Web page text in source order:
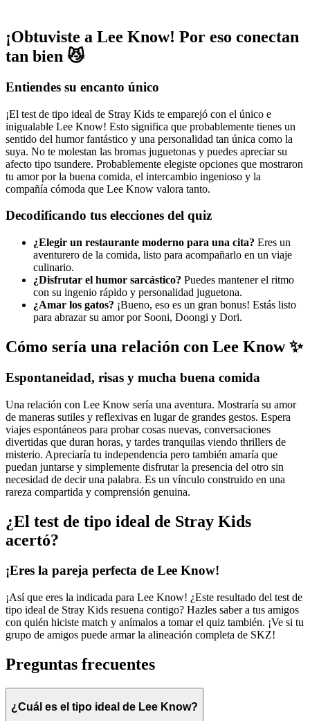
¡Obtuviste a Lee Know! Por eso conectan
tan bien 😼
Entiendes su encanto único
¡El test de tipo ideal de Stray Kids te emparejó con el único e
inigualable Lee Know! Esto significa que probablemente tienes un
sentido del humor fantástico y una personalidad tan única como la
suya. No te molestan las bromas juguetonas y puedes apreciar su
afecto tipo tsundere. Probablemente elegiste opciones que mostraron
tu amor por la buena comida, el intercambio ingenioso y la
compañía cómoda que Lee Know valora tanto.
Decodificando tus elecciones del quiz
¿Elegir un restaurante moderno para una cita? Eres un
aventurero de la comida, listo para acompañarlo en un viaje
culinario.
¿Disfrutar el humor sarcástico? Puedes mantener el ritmo
con su ingenio rápido y personalidad juguetona.
¿Amar los gatos? ¡Bueno, eso es un gran bonus! Estás listo
para abrazar su amor por Sooni, Doongi y Dori.
Cómo sería una relación con Lee Know ✨
Espontaneidad, risas y mucha buena comida
Una relación con Lee Know sería una aventura. Mostraría su amor
de maneras sutiles y reflexivas en lugar de grandes gestos. Espera
viajes espontáneos para probar cosas nuevas, conversaciones
divertidas que duran horas, y tardes tranquilas viendo thrillers de
misterio. Apreciaría tu independencia pero también amaría que
puedan juntarse y simplemente disfrutar la presencia del otro sin
necesidad de decir una palabra. Es un vínculo construido en una
rareza compartida y comprensión genuina.
¿El test de tipo ideal de Stray Kids
acertó?
¡Eres la pareja perfecta de Lee Know!
¡Así que eres la indicada para Lee Know! ¿Este resultado del test de
tipo ideal de Stray Kids resuena contigo? Hazles saber a tus amigos
con quién hiciste match y anímalos a tomar el quiz también. ¡Ve si tu
grupo de amigos puede armar la alineación completa de SKZ!
Preguntas frecuentes
¿Cuál es el tipo ideal de Lee Know?